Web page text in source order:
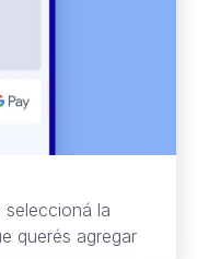
seleccioná la
querés agregar